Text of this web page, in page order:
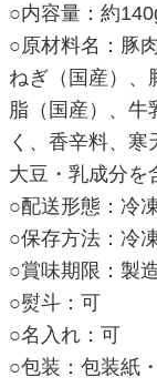
○内容量：約
○原材料名：豚
ねぎ（国産）、
脂（国産）、牛
く、香辛料、寒
大豆・乳成分を
○配送形態：冷
○保存方法：冷
○賞味期限：製
○熨斗：可
○名入れ：可
○包装：包装紙